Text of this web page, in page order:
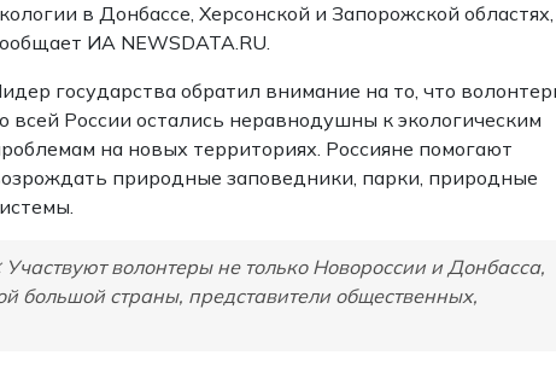
в Донбассе, Херсонской и Запорожской областях,
ИА NEWSDATA.RU.
государства обратил внимание на то, что
всей России остались неравнодушны к экологическим
на новых территориях. Россияне помогают
природные заповедники, парки, природные
Участвуют волонтеры не только Новороссии и Донбасса,
большой страны, представители общественных,